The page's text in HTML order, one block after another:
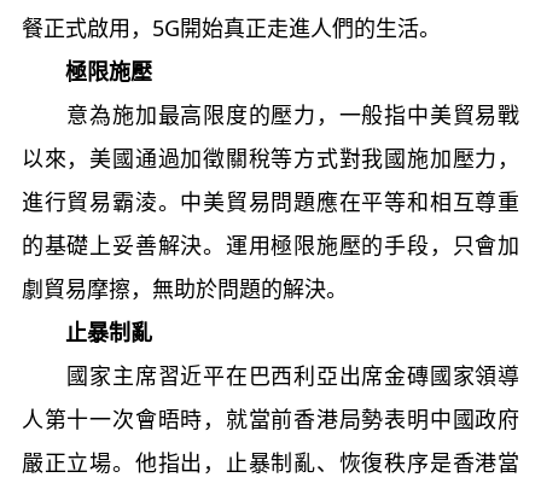
餐正式啟用，5G開始真正走進人們的生活。
極限施壓
意為施加最高限度的壓力，一般指中美貿易戰
以來，美國通過加徵關稅等方式對我國施加壓力，
進行貿易霸淩。中美貿易問題應在平等和相互尊重
的基礎上妥善解決。運用極限施壓的手段，只會加
劇貿易摩擦，無助於問題的解決。
止暴制亂
國家主席習近平在巴西利亞出席金磚國家領導
人第十一次會晤時，就當前香港局勢表明中國政府
嚴正立場。他指出，止暴制亂、恢復秩序是香港當